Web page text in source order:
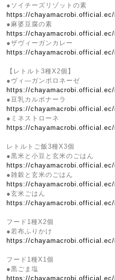
●ソイチーズリゾットの素
https://
●麻婆豆腐の素
https://
●ザヴィーガンカレー
https://chayamacrobi.official.ec/
【レトルト3種X2個】
●ヴィ―ガンボロネーゼ
https://chayamacrobi.official.ec/
●豆乳カルボナーラ
https://chayamacrobi.official.ec/
●ミネストローネ
https://
レトルトご飯3種X3個
●黒米と小豆と玄米のごはん
https://
●雑穀と玄米のごはん
https://
●玄米ごはん
https://chayamacrobi.official.ec/
フード1種X2個
●若布ふりかけ
https://
フード1種X1個
●黒ごま塩
https://